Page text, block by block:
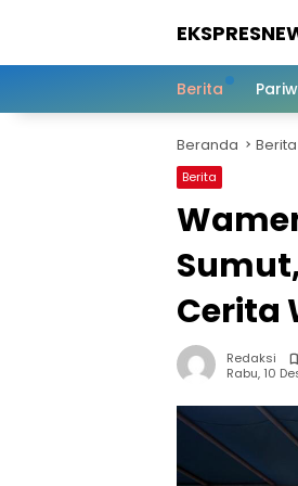
Dalam
Berita
Beranda Berita
Berita
Cerita
Redaksi
Rabu, 10